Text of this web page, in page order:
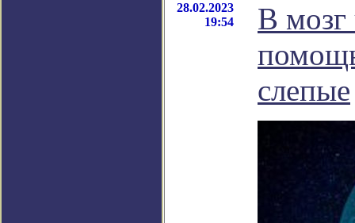
28.02.2023
19:54
В мозг
слепые